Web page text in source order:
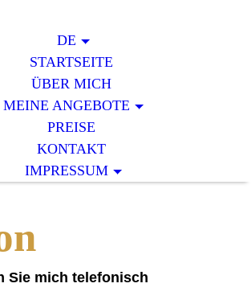
DE
STARTSEITE
ÜBER MICH
MEINE ANGEBOTE
PREISE
KONTAKT
IMPRESSUM
Sie mich telefonisch